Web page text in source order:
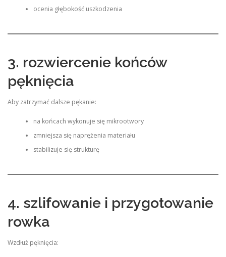
ocenia głębokość uszkodzenia
3. rozwiercenie końców
pęknięcia
Aby zatrzymać dalsze pękanie:
na końcach wykonuje się mikrootwory
zmniejsza się naprężenia materiału
stabilizuje się strukturę
4. szlifowanie i przygotowanie
rowka
Wzdłuż pęknięcia: